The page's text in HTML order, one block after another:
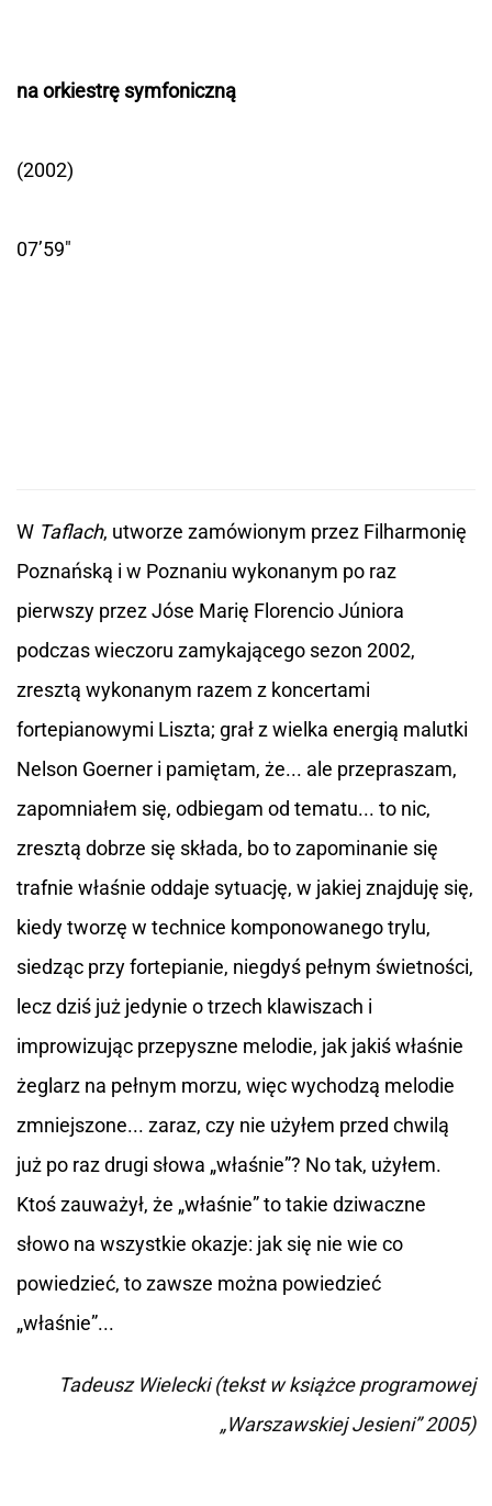
na orkiestrę symfoniczną
(2002)
07’59"
W Taflach, utworze zamówionym przez Filharmonię
Poznańską i w Poznaniu wykonanym po raz
pierwszy przez Jóse Marię Florencio Júniora
podczas wieczoru zamykającego sezon 2002,
zresztą wykonanym razem z koncertami
fortepianowymi Liszta; grał z wielka energią malutki
Nelson Goerner i pamiętam, że... ale przepraszam,
zapomniałem się, odbiegam od tematu... to nic,
zresztą dobrze się składa, bo to zapominanie się
trafnie właśnie oddaje sytuację, w jakiej znajduję się,
kiedy tworzę w technice komponowanego trylu,
siedząc przy fortepianie, niegdyś pełnym świetności,
lecz dziś już jedynie o trzech klawiszach i
improwizując przepyszne melodie, jak jakiś właśnie
żeglarz na pełnym morzu, więc wychodzą melodie
zmniejszone... zaraz, czy nie użyłem przed chwilą
już po raz drugi słowa „właśnie”? No tak, użyłem.
Ktoś zauważył, że „właśnie” to takie dziwaczne
słowo na wszystkie okazje: jak się nie wie co
powiedzieć, to zawsze można powiedzieć
„właśnie”...
Tadeusz Wielecki(tekst w książce programowej
„Warszawskiej Jesieni”2005)